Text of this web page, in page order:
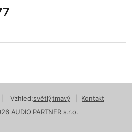
Vzhled:světlýtmavý
Kontakt
AUDIO PARTNER s.r.o.